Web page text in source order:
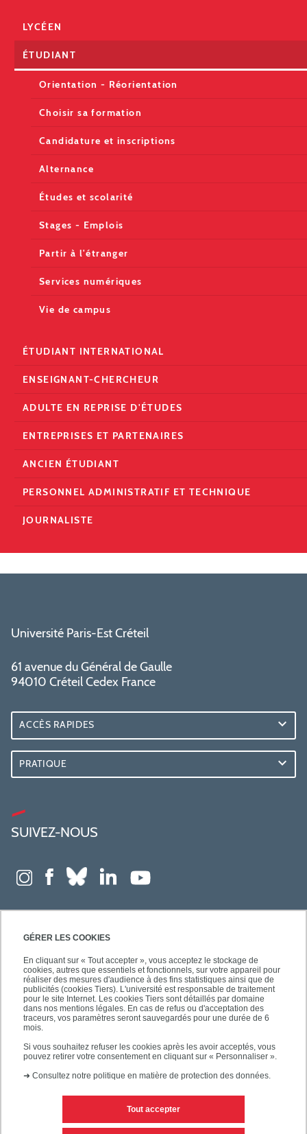
GÉRER LES COOKIES
En cliquant sur « Tout accepter », vous acceptez le stockage de
cookies, autres que essentiels et fonctionnels, sur votre appareil pour
réaliser des mesures d'audience à des fins statistiques ainsi que de
publicités (cookies Tiers). L'université est responsable de traitement
pour le site Internet. Les cookies Tiers sont détaillés par domaine
dans nos mentions légales. En cas de refus ou d'acceptation des
traceurs, vos paramètres seront sauvegardés pour une durée de 6
mois.
Si vous souhaitez refuser les cookies après les avoir acceptés, vous
pouvez retirer votre consentement en cliquant sur « Personnaliser ».
➜ Consultez notre politique en matière de protection des données.
Tout accepter
LYCÉEN
ÉTUDIANT
Orientation - Réorientation
Choisir sa formation
Candidature et inscriptions
Alternance
Études et scolarité
Stages - Emplois
Partir à l'étranger
Services numériques
Vie de campus
ÉTUDIANT INTERNATIONAL
ENSEIGNANT-CHERCHEUR
ADULTE EN REPRISE D'ÉTUDES
ENTREPRISES ET PARTENAIRES
ANCIEN ÉTUDIANT
PERSONNEL ADMINISTRATIF ET TECHNIQUE
JOURNALISTE
Université Paris-Est Créteil
61 avenue du Général de Gaulle
94010 Créteil Cedex France
ACCÈS RAPIDES
PRATIQUE
SUIVEZ-NOUS
Mentions légales